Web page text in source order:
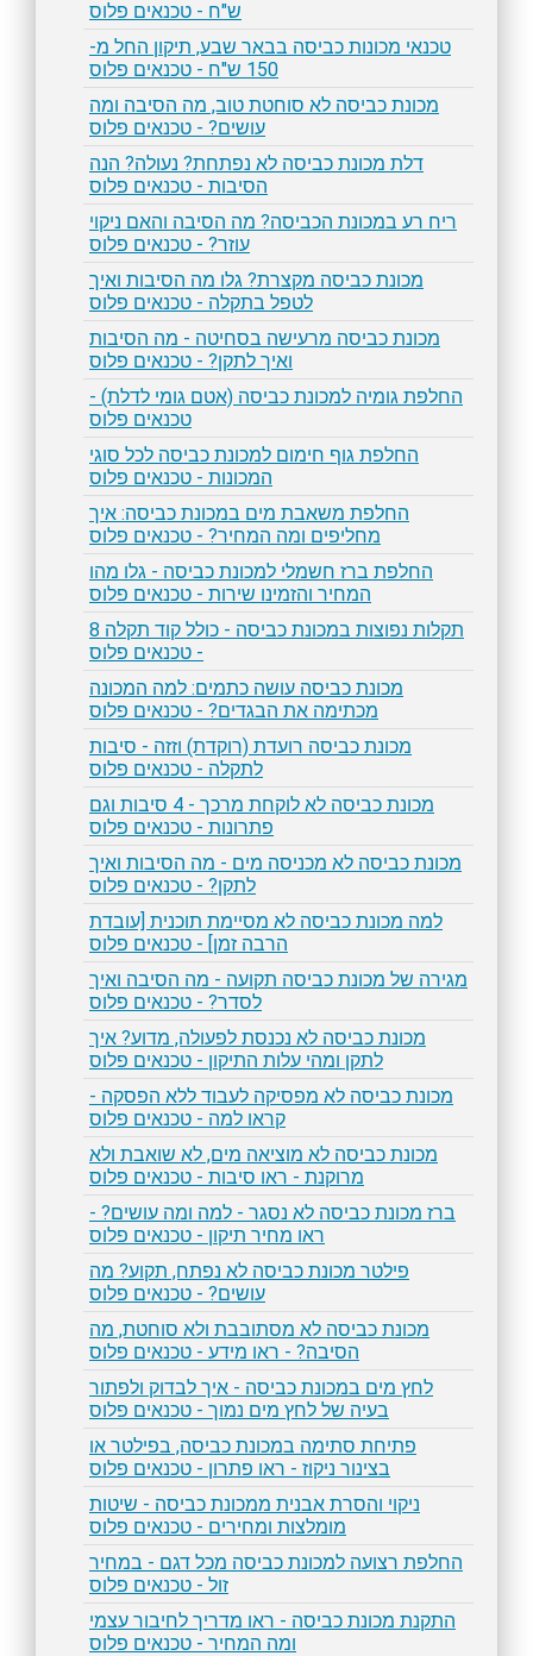
ש"ח - טכנאים פלוס
טכנאי מכונות כביסה בבאר שבע, תיקון החל מ-
150 ש"ח - טכנאים פלוס
מכונת כביסה לא סוחטת טוב, מה הסיבה ומה
עושים? - טכנאים פלוס
דלת מכונת כביסה לא נפתחת? נעולה? הנה
הסיבות - טכנאים פלוס
ריח רע במכונת הכביסה? מה הסיבה והאם ניקוי
עוזר? - טכנאים פלוס
מכונת כביסה מקצרת? גלו מה הסיבות ואיך
לטפל בתקלה - טכנאים פלוס
מכונת כביסה מרעישה בסחיטה - מה הסיבות
ואיך לתקן? - טכנאים פלוס
החלפת גומיה למכונת כביסה (אטם גומי לדלת) -
טכנאים פלוס
החלפת גוף חימום למכונת כביסה לכל סוגי
המכונות - טכנאים פלוס
החלפת משאבת מים במכונת כביסה: איך
מחליפים ומה המחיר? - טכנאים פלוס
החלפת ברז חשמלי למכונת כביסה - גלו מהו
המחיר והזמינו שירות - טכנאים פלוס
8 תקלות נפוצות במכונת כביסה - כולל קוד תקלה
- טכנאים פלוס
מכונת כביסה עושה כתמים: למה המכונה
מכתימה את הבגדים? - טכנאים פלוס
מכונת כביסה רועדת (רוקדת) וזזה - סיבות
לתקלה - טכנאים פלוס
מכונת כביסה לא לוקחת מרכך - 4 סיבות וגם
פתרונות - טכנאים פלוס
מכונת כביסה לא מכניסה מים - מה הסיבות ואיך
לתקן? - טכנאים פלוס
למה מכונת כביסה לא מסיימת תוכנית [עובדת
הרבה זמן] - טכנאים פלוס
מגירה של מכונת כביסה תקועה - מה הסיבה ואיך
לסדר? - טכנאים פלוס
מכונת כביסה לא נכנסת לפעולה, מדוע? איך
לתקן ומהי עלות התיקון - טכנאים פלוס
מכונת כביסה לא מפסיקה לעבוד ללא הפסקה -
קראו למה - טכנאים פלוס
מכונת כביסה לא מוציאה מים, לא שואבת ולא
מרוקנת - ראו סיבות - טכנאים פלוס
ברז מכונת כביסה לא נסגר - למה ומה עושים? -
ראו מחיר תיקון - טכנאים פלוס
פילטר מכונת כביסה לא נפתח, תקוע? מה
עושים? - טכנאים פלוס
מכונת כביסה לא מסתובבת ולא סוחטת, מה
הסיבה? - ראו מידע - טכנאים פלוס
לחץ מים במכונת כביסה - איך לבדוק ולפתור
בעיה של לחץ מים נמוך - טכנאים פלוס
פתיחת סתימה במכונת כביסה, בפילטר או
בצינור ניקוז - ראו פתרון - טכנאים פלוס
ניקוי והסרת אבנית ממכונת כביסה - שיטות
מומלצות ומחירים - טכנאים פלוס
החלפת רצועה למכונת כביסה מכל דגם - במחיר
זול - טכנאים פלוס
התקנת מכונת כביסה - ראו מדריך לחיבור עצמי
ומה המחיר - טכנאים פלוס